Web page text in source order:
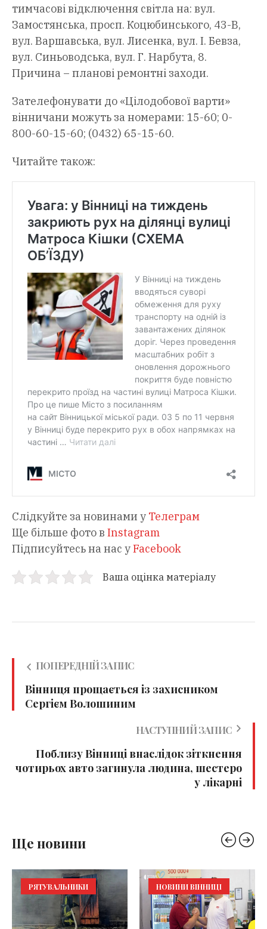
тимчасові відключення світла на: вул.
Замостянська, просп. Коцюбинського, 43-В,
вул. Варшавська, вул. Лисенка, вул. І. Бевза,
вул. Синьоводська, вул. Г. Нарбута, 8.
Причина – планові ремонтні заходи.
Зателефонувати до «Цілодобової варти»
вінничани можуть за номерами: 15-60; 0-
800-60-15-60; (0432) 65-15-60.
Читайте також:
Слідкуйте за новинами у Телеграм
Ще більше фото в Instagram
Підписуйтесь на нас уFacebook
Ваша оцінка матеріалу
ПОПЕРЕДНІЙ ЗАПИС
Вінниця прощається із захисником
Сергієм Волошиним
НАСТУПНИЙ ЗАПИС
Поблизу Вінниці внаслідок зіткнення
чотирьох авто загинула людина, шестеро
у лікарні
Ще новини
НОВИНИ ВІННИЦІ ЗДОРОВ'Я